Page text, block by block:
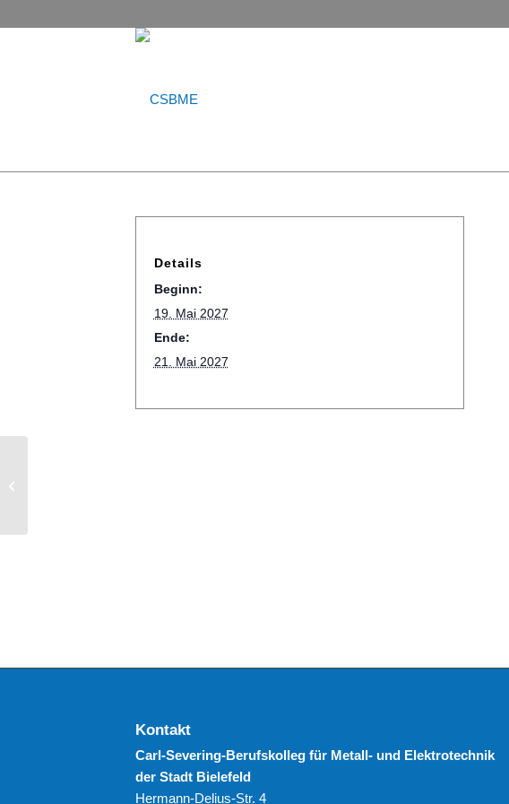
Details
Beginn:
19. Mai 2027
Ende:
21. Mai 2027
Kontakt
Carl-Severing-Berufskolleg für Metall- und Elektrotechnik
der Stadt Bielefeld
Hermann-Delius-Str. 4